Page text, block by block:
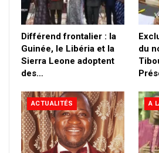
Différend frontalier : la
Guinée, le Libéria et la
Sierra Leone adoptent
des…
du
ACTUALITÉS A